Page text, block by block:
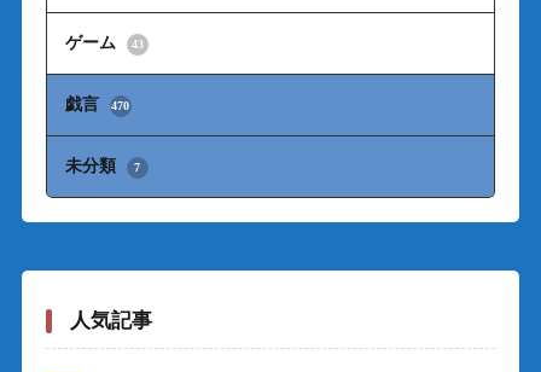
ゲーム 43
戯言 470
未分類 7
人気記事